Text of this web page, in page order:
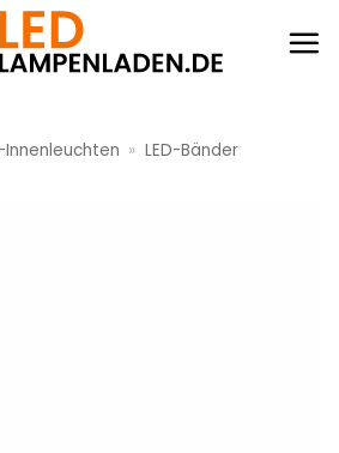
Innenleuchten » LED-Bänder